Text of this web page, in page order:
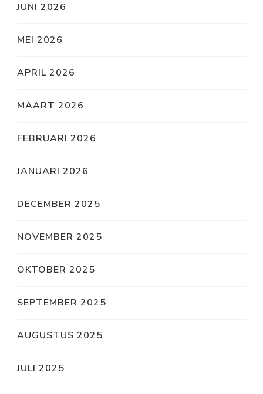
JUNI 2026
MEI 2026
APRIL 2026
MAART 2026
FEBRUARI 2026
JANUARI 2026
DECEMBER 2025
NOVEMBER 2025
OKTOBER 2025
SEPTEMBER 2025
AUGUSTUS 2025
JULI 2025